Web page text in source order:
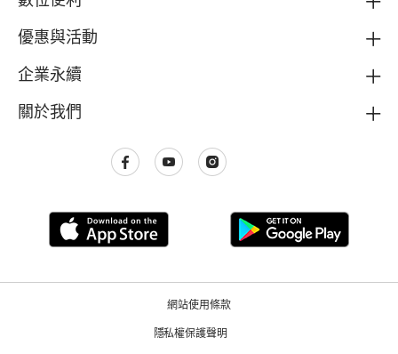
優惠與活動
企業永續
關於我們
網站使用條款
隱私權保護聲明